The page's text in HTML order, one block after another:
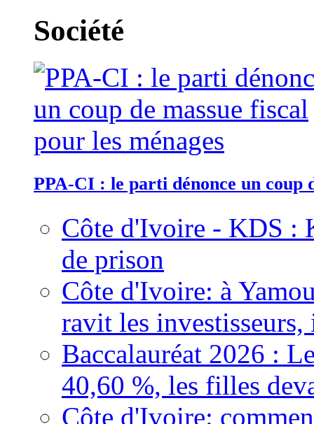
Société
PPA-CI : le parti dénonce un coup
Côte d'Ivoire - KDS :
de prison
Côte d'Ivoire: à
ravit les
Baccalauréat 2026 :
40,60 %, les filles
Côte d'Ivoire: